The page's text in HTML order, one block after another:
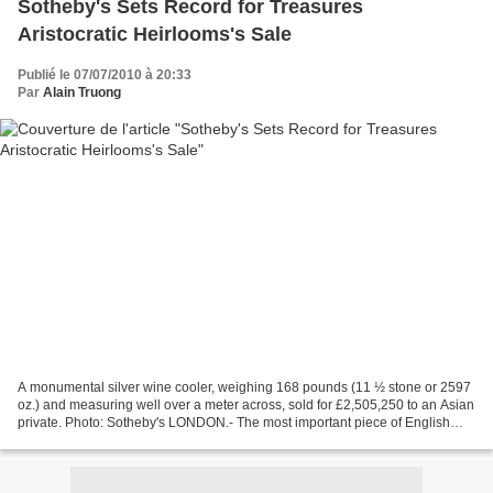
Sotheby's Sets Record for Treasures
Aristocratic Heirlooms's Sale
Publié le 07/07/2010 à 20:33
Par Alain Truong
A monumental silver wine cooler, weighing 168 pounds (11 ½ stone or 2597
oz.) and measuring well over a meter across, sold for £2,505,250 to an Asian
private. Photo: Sotheby's LONDON.- The most important piece of English